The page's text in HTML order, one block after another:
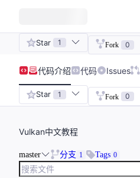
Star 1 Fork 0
代码介绍 代码 Issues
Star 1 Fork 0
Vulkan中文教程
master 分支 1 Tags 0